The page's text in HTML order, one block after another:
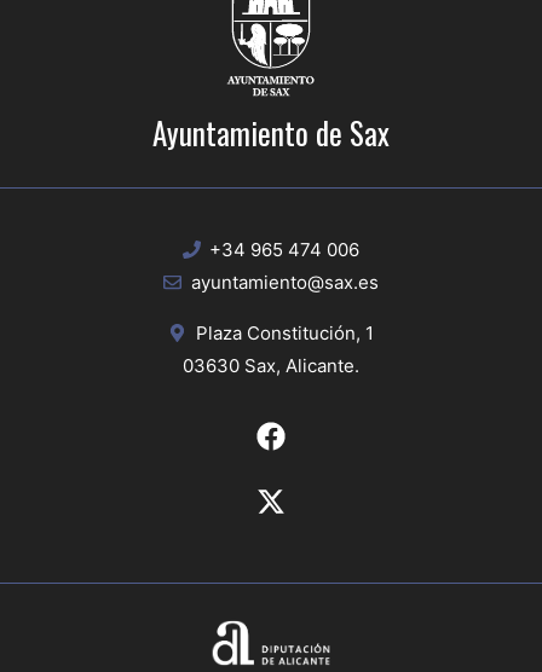
Ayuntamiento de Sax
+34 965 474 006
ayuntamiento@sax.es
Plaza Constitución, 1
03630 Sax, Alicante.